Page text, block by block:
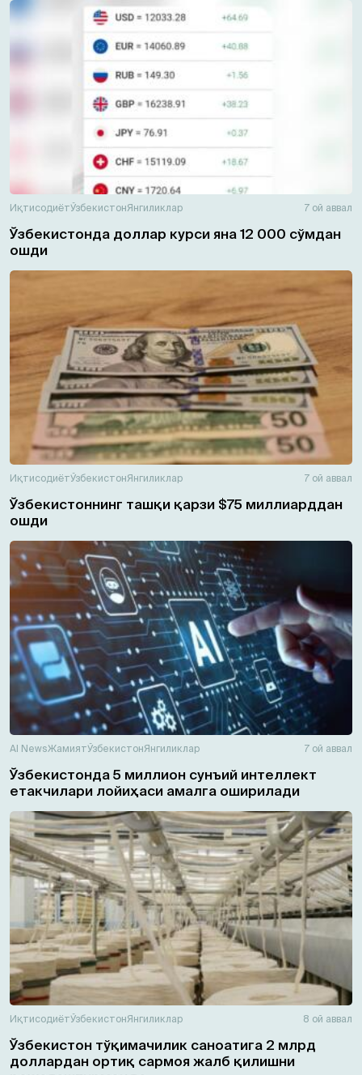
ИқтисодиётЎзбекистонЯнгиликлар 7 ой аввал
Ўзбекистонда доллар курси яна 12 000 сўмдан
ошди
ИқтисодиётЎзбекистонЯнгиликлар 7 ой аввал
Ўзбекистоннинг ташқи қарзи $75 миллиарддан
ошди
AI NewsЖамиятЎзбекистонЯнгиликлар 7 ой аввал
Ўзбекистонда 5 миллион сунъий интеллект
етакчилари лойиҳаси амалга оширилади
ИқтисодиётЎзбекистонЯнгиликлар 8 ой аввал
Ўзбекистон тўқимачилик саноатига 2 млрд
доллардан ортиқ сармоя жалб қилишни